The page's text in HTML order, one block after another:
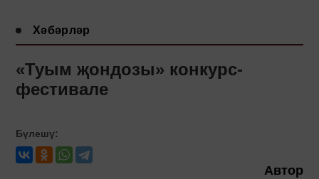
Хәбәрләр
«Туым җондозы» конкурс-
фестивале
Бүлешү:
Автор